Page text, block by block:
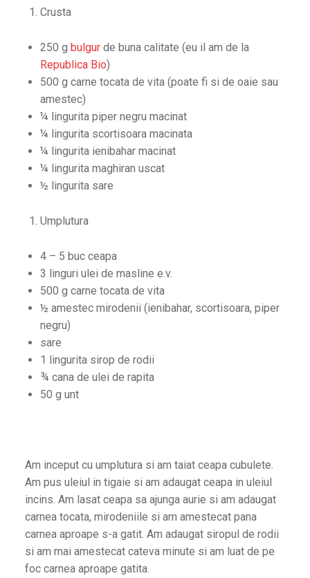
Crusta
250 g bulgurde buna calitate (eu il am de la
Republica Bio)
500 g carne tocata de vita (poate fi si de oaie sau
amestec)
¼ lingurita piper negru macinat
¼ lingurita scortisoara macinata
¼ lingurita ienibahar macinat
¼ lingurita maghiran uscat
½ lingurita sare
Umplutura
4 – 5 buc ceapa
3 linguri ulei de masline e.v.
500 g carne tocata de vita
½ amestec mirodenii (ienibahar, scortisoara, piper
negru)
sare
1 lingurita sirop de rodii
¾ cana de ulei de rapita
50 g unt
Am inceput cu umplutura si am taiat ceapa cubulete.
Am pus uleiul in tigaie si am adaugat ceapa in uleiul
incins. Am lasat ceapa sa ajunga aurie si am adaugat
carnea tocata, mirodeniile si am amestecat pana
carnea aproape s-a gatit. Am adaugat siropul de rodii
si am mai amestecat cateva minute si am luat de pe
foc carnea aproape gatita.